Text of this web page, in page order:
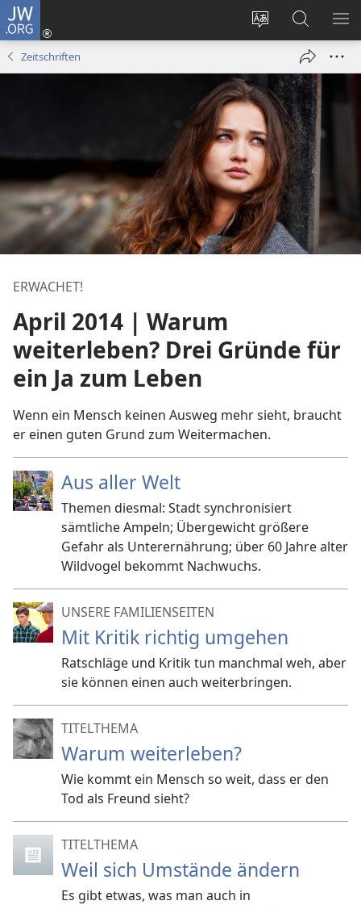
JW.ORG
Websitesprache
ändern
Anmelden
(öffnet
Suche
Zeitschriften
ERWACHET!
April 2014 | Warum
weiterleben? Drei Gründe für
ein Ja zum Leben
Wenn ein Mensch keinen Ausweg mehr sieht, braucht
er einen guten Grund zum Weitermachen.
Aus aller Welt
Themen diesmal: Stadt synchronisiert
sämtliche Ampeln; Übergewicht größere
Gefahr als Unterernährung; über 60 Jahre alter
Wildvogel bekommt Nachwuchs.
UNSERE FAMILIENSEITEN
Mit Kritik richtig umgehen
Ratschläge und Kritik tun manchmal weh, aber
sie können einen auch weiterbringen.
TITELTHEMA
Warum weiterleben?
Wie kommt ein Mensch so weit, dass er den
Tod als Freund sieht?
TITELTHEMA
Weil sich Umstände ändern
Es gibt etwas, was man auch in